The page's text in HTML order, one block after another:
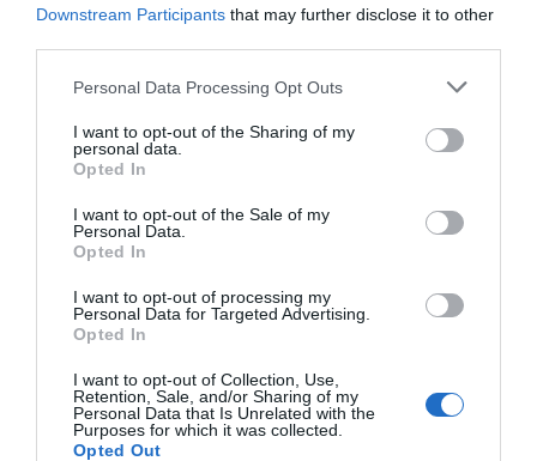
Downstream Participants that may further disclose it to other
Please note that this website/app uses one or more Google
not limited to your visit or usage behaviour. You may click to
grant or deny consent to Google and its third-party tags to
use your data for below specified purposes in below Google
consent section.
Personal Data Processing Opt Outs
I want to opt-out of the Sharing of my
personal data.
Opted In
I want to opt-out of the Sale of my
Personal Data.
Opted In
I want to opt-out of processing my
Personal Data for Targeted Advertising.
Opted In
I want to opt-out of Collection, Use,
Retention, Sale, and/or Sharing of my
Personal Data that Is Unrelated with the
Purposes for which it was collected.
Opted Out
και μάθετε πρώτοι όλες τις ειδήσεις
Share
BIG BROTHER ΑΝΧΕΛΙΤΑ
ΕΥΔΟΚΙΑ ΤΣΑΓΚΛΗ
ΜΑΙΡΗ ΒΑΡΣΑΜΗ
ΠΑΝΑΓΙΩΤΗΣ ΠΕΤΣΑΣ ΡΙΑΛΙΤΙ ΣΚΑΙ